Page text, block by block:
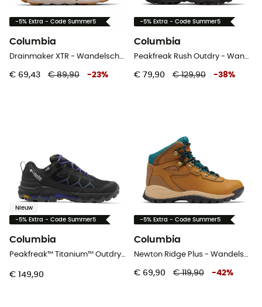
-5% Extra - Code Summer5
Columbia
Drainmaker XTR - Wandelschoenen - Heren
€ 69,43 € 89,90 -23%
-5% Extra - Code Summer5
Columbia
Peakfreak Rush Outdry - Wandelschoenen - Heren
€ 79,90 € 129,90 -38%
Nieuw
-5% Extra - Code Summer5
Columbia
Peakfreak™ Titanium™ Outdry™ - Wandelschoenen - Dames
€ 149,90
-5% Extra - Code Summer5
Columbia
Newton Ridge Plus - Wandelschoenen Dames
€ 69,90 € 119,90 -42%